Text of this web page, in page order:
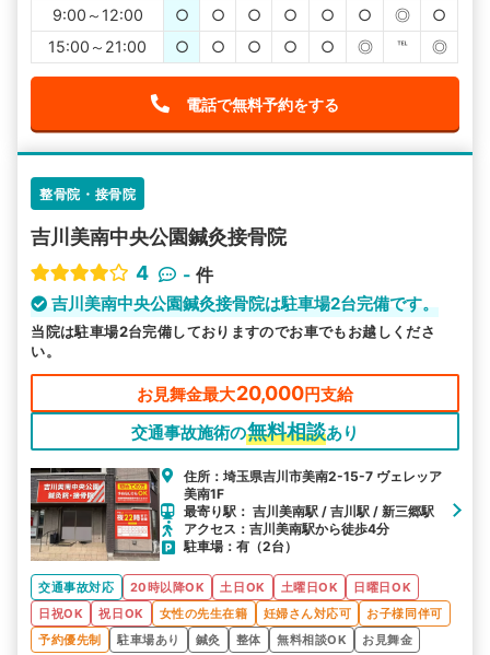
9:00～12:00
○ ○ ○ ○ ○ ○ ◎
○
15:00～21:00
○ ○ ○ ○ ○ ◎ ℡ ◎
電話で無料予約をする
整骨院・接骨院
吉川美南中央公園鍼灸接骨院
4
- 件
吉川美南中央公園鍼灸接骨院は駐車場2台完備です。
当院は駐車場2台完備しておりますのでお車でもお越しくださ
い。
お見舞金最大20,000円支給
交通事故施術の無料相談あり
住所：埼玉県吉川市美南2-15-7 ヴェレッア
美南1F
最寄り駅： 吉川美南駅 / 吉川駅 / 新三郷駅
アクセス：吉川美南駅から徒歩4分
駐車場：有（2台）
交通事故対応 20時以降OK 土日OK 土曜日OK
日曜日OK
日祝OK
祝日OK 女性の先生在籍 妊婦さん対応可
お子様同伴可
予約優先制
駐車場あり 鍼灸 整体 無料相談OK お見舞金